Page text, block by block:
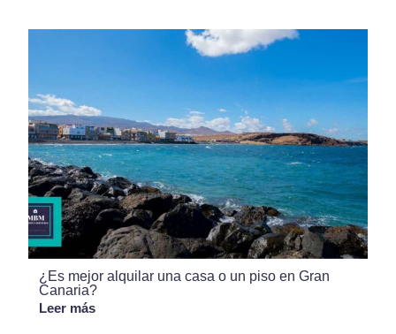
¿Es mejor alquilar una casa o un piso en Gran
Canaria?
Leer más